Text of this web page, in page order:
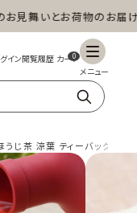
舞いとお荷物のお届けに
プ 0
うじ茶 涼葉 ティーバッグ18